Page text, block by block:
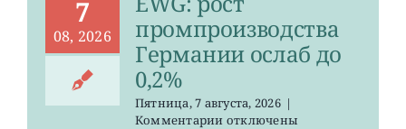
7
08, 2026
промпроизводства
Германии ослаб до
0,2%
Пятница, 7 августа, 2026 |
Комментариикотключены